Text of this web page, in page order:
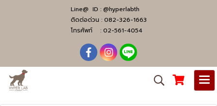
Line@ ID : @hyperlabth
ติดต่อด่วน : 082-326-1663
โทรศัพท์ : 02-561-4054